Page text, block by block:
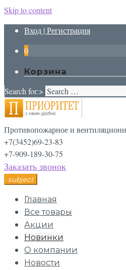
Skip to content
Вход | Регистрация
0
Корзина
Search for:>
Противопожарное и
+7(3452)69-23-83
+7-909-189-30-75
Заказать звонок
subject
Главная
Все товары
Акции
Новинки
О компании
Новости